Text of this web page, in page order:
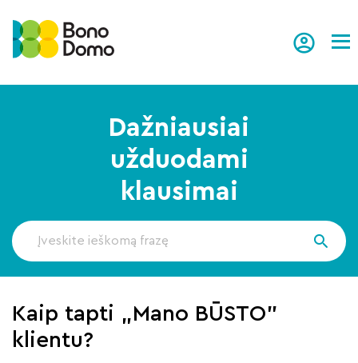
Dažniausiai
užduodami
klausimai
Kaip tapti „Mano BŪSTO"
klientu?